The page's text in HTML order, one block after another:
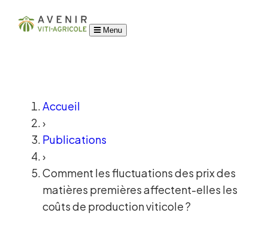
Menu
Accueil
›
Publications
›
Comment les fluctuations des prix des
matières premières affectent-elles les
coûts de production viticole ?